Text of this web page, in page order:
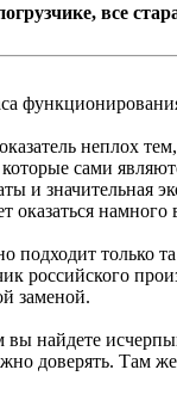
все
неплох
сами
и значительная
оказаться намного
только
российского
заменой.
вы найдете
доверять. Там